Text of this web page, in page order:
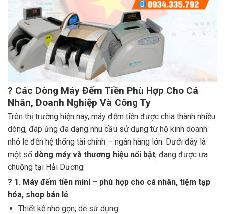
? Các Dòng Máy Đếm Tiền Phù Hợp Cho Cá
Nhân, Doanh Nghiệp Và Công Ty
Trên thị trường hiện nay, máy đếm tiền được chia thành nhiều
dòng, đáp ứng đa dạng nhu cầu sử dụng từ hộ kinh doanh
nhỏ lẻ đến hệ thống tài chính – ngân hàng lớn. Dưới đây là
một số dòng máy và thương hiệu nổi bật, đang được ưa
chuộng tại Hải Dương:
? 1. Máy đếm tiền mini – phù hợp cho cá nhân, tiệm tạp
hóa, shop bán lẻ
Thiết kế nhỏ gọn, dễ sử dụng